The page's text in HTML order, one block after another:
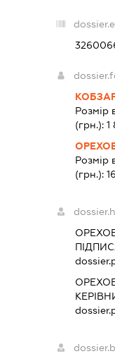
Розмір
(грн.):1
Розмір
(грн.):